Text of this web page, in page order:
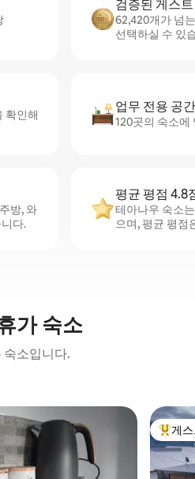
검증된 게스트
62,420개가 넘
선택하실 수 있
확인해
업무 전용 공
120곳의 숙소에
방, 와
다.
평균 평점 4.8
테아나우 숙소
으며, 평균 평점
가 숙소
숙소입니다.
상위
게